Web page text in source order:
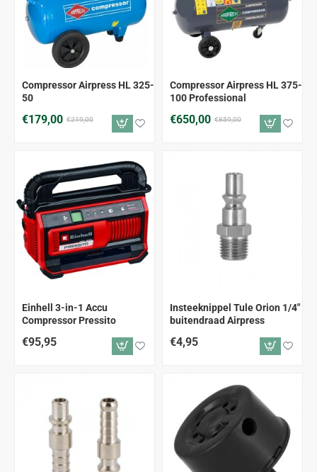
ALLEEN AFHALEN
Compressor Airpress HL 325-
50
€179,00 €219,00 ALLEEN AFHALEN
Compressor Airpress HL 375-
100 Professional
€650,00 €859,00
Einhell 3-in-1 Accu
Compressor Pressito
€95,95
Insteeknippel Tule Orion 1/4"
buitendraad Airpress
€4,95